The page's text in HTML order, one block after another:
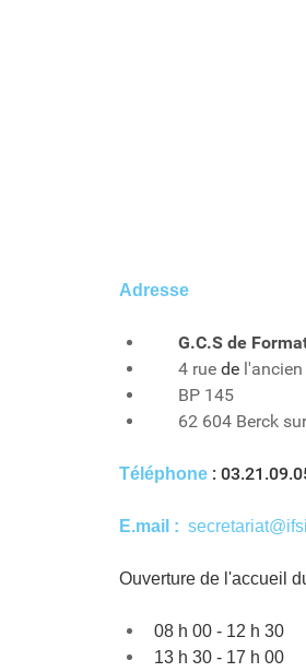
Adresse
G.C.S de
4 rue de
BP 145
62 604 Berck
Téléphone :
E.mail :
Ouverture de l'accueil
08 h 00 - 12 h 30
13 h 30 - 17 h 00